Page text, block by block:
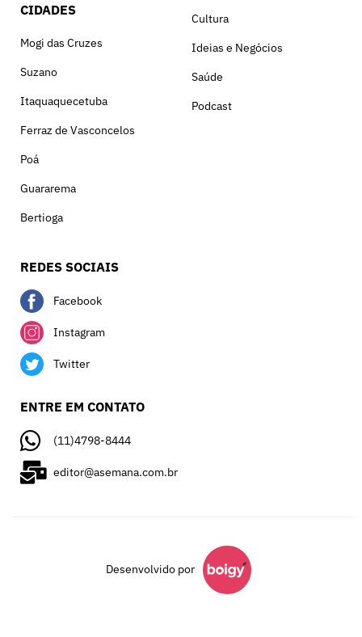
CIDADES
Mogi das Cruzes
Suzano
Itaquaquecetuba
Ferraz de Vasconcelos
Poá
Guararema
Bertioga
Cultura
Ideias e Negócios
Saúde
Podcast
REDES SOCIAIS
Facebook
Instagram
Twitter
ENTRE EM CONTATO
(11)4798-8444
editor@asemana.com.br
Desenvolvido por